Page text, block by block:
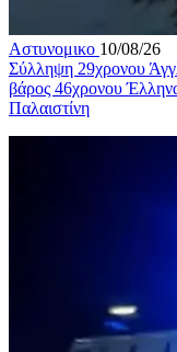
Αστυνομικο 10/08/26
Σύλληψη 29χρονου
βάρος 46χρονου
Παλαιστίνη